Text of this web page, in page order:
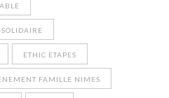
ETHIC ETAPES
FAMILLE NIMES